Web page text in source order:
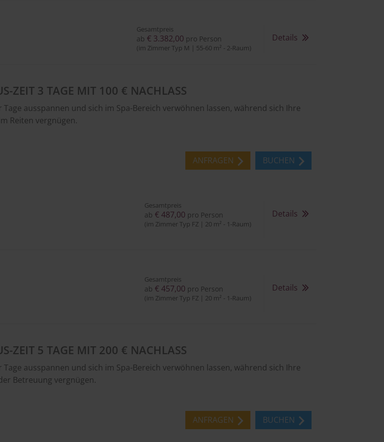
Gesamtpreis
ab € 3.382,00 pro Person
(im Zimmer Typ M | 55-60 m² - 2-Raum)
Details
ZEIT 3 TAGE MIT 100 € NACHLASS
Tage ausspannen und sich im Spa-Bereich verwöhnen lassen, während sich Ihre
Reiten vergnügen.
BUCHEN
ANFRAGEN
Gesamtpreis
ab € 487,00 pro Person
(im Zimmer Typ FZ | 20 m² - 1-Raum)
Details
Gesamtpreis
ab € 457,00 pro Person
(im Zimmer Typ FZ | 20 m² - 1-Raum)
Details
ZEIT 5 TAGE MIT 200 € NACHLASS
Tage ausspannen und sich im Spa-Bereich verwöhnen lassen, während sich Ihre
Betreuung vergnügen.
BUCHEN
ANFRAGEN